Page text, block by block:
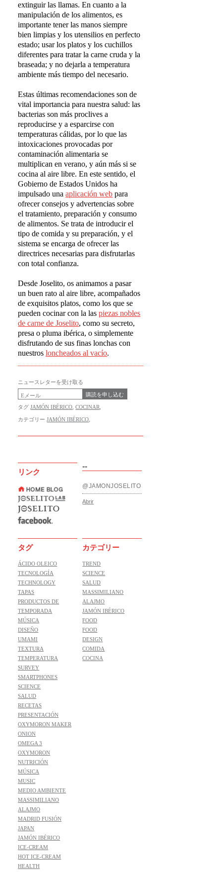
extinguir las llamas. En cuanto a la
manipulación de los alimentos, es
importante tener las manos siempre
bien limpias y los utensilios en perfecto
estado; usar los platos y los cuchillos
diferentes para tratar la carne cruda y la
braseada; y no dejarla a temperatura
ambiente más tiempo del necesario.
Estas últimas recomendaciones son de
vital importancia para nuestra salud: las
bacterias son más proclives a
reproducirse y a esparcirse con
temperaturas cálidas, por lo que las
intoxicaciones provocadas por
contaminación alimentaria se
multiplican en verano, y aún más si se
cocina al aire libre. En este sentido, el
Gobierno de Estados Unidos ha
impulsado unaaplicación web para
ofrecer consejos y advertencias sobre
el tratamiento, preparación y consumo
de alimentos. Se trata de introducir el
tipo de comida y su preparación, y el
sistema se encarga de ofrecer las
directrices necesarias para disfrutarlas
con total confianza.
Desde Joselito, os animamos a pasar
un buen rato al aire libre, acompañados
de exquisitos platos, como los que se
pueden cocinar con la laspiezas nobles
de carne de Joselito, como su secreto,
presa o pluma ibérica, o simplemente
disfrutando de sus finas lonchas con
nuestrosloncheados al vacío.
ニュースレターを受け取る
購読を申し込む
タグJAMÓN IBÉRICO ,COCINAR
カテゴリーJAMÓN IBÉRICO
--
リンク
@JAMONJOSELITO
Abrir
タグ
ÁCIDO OLEICO
TECNOLOGÍA
TECHNOLOGY
TAPAS
PRODUCTOS DE
TEMPORADA
MÚSICA
DISEÑO
UMAMI
TEXTURA
TEMPERATURA
SURVEY
SMARTPHONES
SCIENCE
SALUD
RECETAS
PRESENTACIÓN
OXYMORON MAKER
ONION
OMEGA 3
OXYMORON
NUTRICIÓN
MÚSICA
MUSIC
MEDIO AMBIENTE
MASSIMILIANO
ALAJMO
MADRID FUSIÓN
JAPAN
JAMÓN IBÉRICO
ICE-CREAM
HOT ICE-CREAM
HEALTH
カテゴリー
TREND
SCIENCE
SALUD
MASSIMILIANO
ALAJMO
JAMÓN IBÉRICO
FOOD
FOOD
DESIGN
COMIDA
COCINA